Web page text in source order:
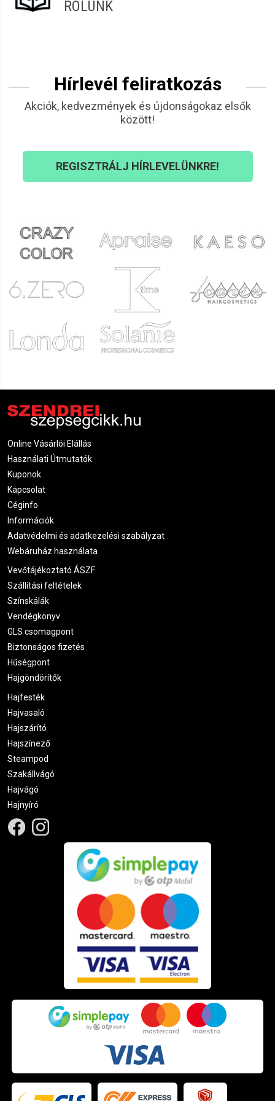
RÓLUNK
Hírlevél feliratkozás
Akciók, kedvezmények és újdonságokaz elsők
között!
REGISZTRÁLJ HÍRLEVELÜNKRE!
Online Vásárlói Elállás
Használati Útmutatók
Kuponok
Kapcsolat
Céginfo
Információk
Adatvédelmi és adatkezelési szabályzat
Webáruház használata
Vevőtájékoztató ÁSZF
Szállítási feltételek
Színskálák
Vendégkönyv
GLS csomagpont
Biztonságos fizetés
Hűségpont
Hajgöndörítők
Hajfesték
Hajvasaló
Hajszárító
Hajszínező
Steampod
Szakállvágó
Hajvágó
Hajnyíró